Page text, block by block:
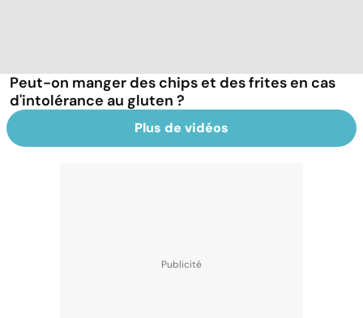
Peut-on manger des chips et des frites en cas
d'intolérance au gluten ?
Plus de vidéos